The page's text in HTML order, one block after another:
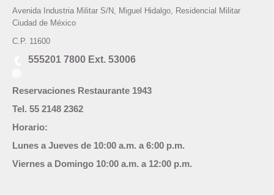
Avenida Industria Militar S/N, Miguel Hidalgo, Residencial Militar
Ciudad de México
C.P. 11600
555201 7800 Ext. 53006
Reservaciones Restaurante 1943
Tel. 55 2148 2362
Horario:
Lunes a Jueves de 10:00 a.m. a 6:00 p.m.
Viernes a Domingo 10:00 a.m. a 12:00 p.m.